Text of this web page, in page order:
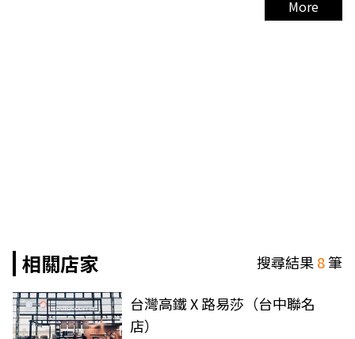
More
相關店家 搜尋結果8筆
台灣高鐵 X 路易莎（台中聯名
店）